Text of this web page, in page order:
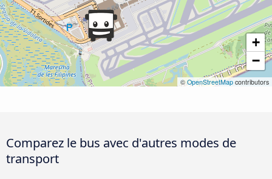
+
−
© OpenStreetMap contributors
Comparez le bus avec d'autres modes de
transport